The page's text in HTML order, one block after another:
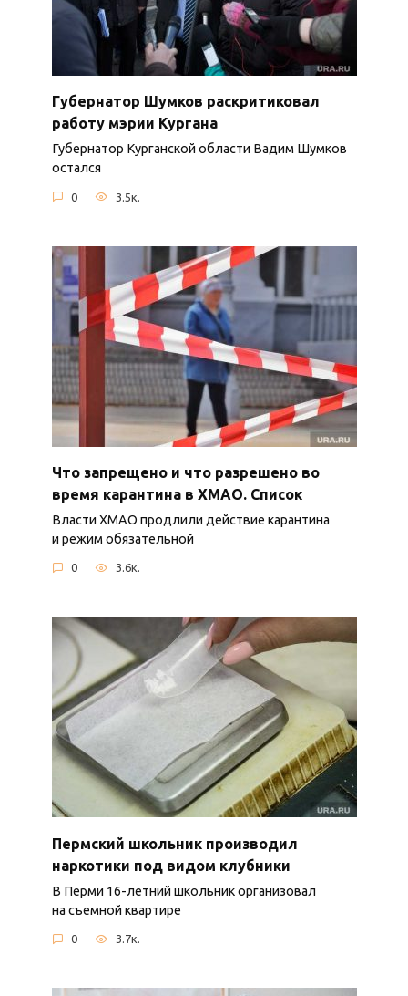
Губернатор Шумков раскритиковал
работу мэрии Кургана
Губернатор Курганской области Вадим Шумков
остался
0 3.5к.
Что запрещено и что разрешено во
время карантина в ХМАО. Список
Власти ХМАО продлили действие карантина
и режим обязательной
0 3.6к.
Пермский школьник производил
наркотики под видом клубники
В Перми 16-летний школьник организовал
на съемной квартире
0 3.7к.